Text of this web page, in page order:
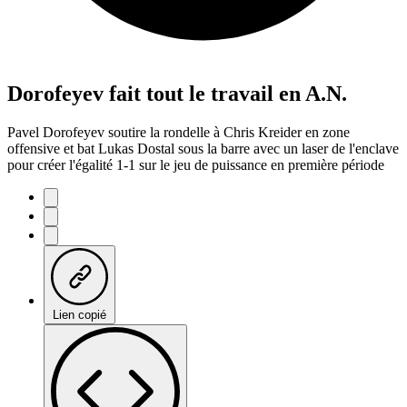
Dorofeyev fait tout le travail en A.N.
Pavel Dorofeyev soutire la rondelle à Chris Kreider en zone
offensive et bat Lukas Dostal sous la barre avec un laser de l'enclave
pour créer l'égalité 1-1 sur le jeu de puissance en première période
Lien copié